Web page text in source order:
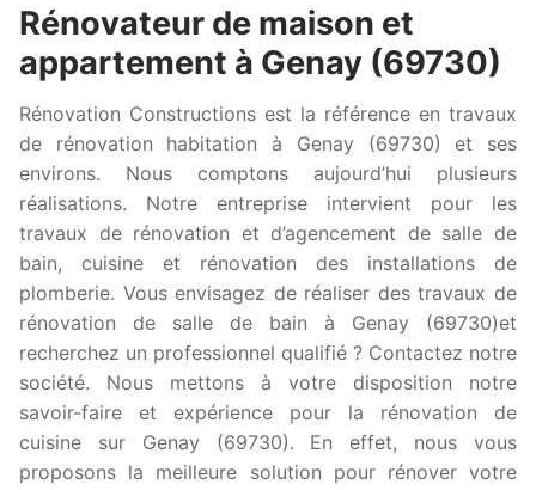
Rénovateur de maison et
appartement à Genay (69730)
Rénovation Constructions est la référence en travaux
de rénovation habitation à Genay (69730) et ses
environs. Nous comptons aujourd’hui plusieurs
réalisations. Notre entreprise intervient pour les
travaux de rénovation et d’agencement de salle de
bain, cuisine et rénovation des installations de
plomberie. Vous envisagez de réaliser des travaux de
rénovation de salle de bain à Genay (69730)et
recherchez un professionnel qualifié ? Contactez notre
société. Nous mettons à votre disposition notre
savoir-faire et expérience pour la rénovation de
cuisine sur Genay (69730). En effet, nous vous
proposons la meilleure solution pour rénover votre